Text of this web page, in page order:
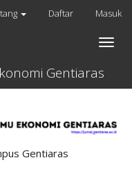
Daftar Masuk
Toggle
Gentiaras
Gentiaras